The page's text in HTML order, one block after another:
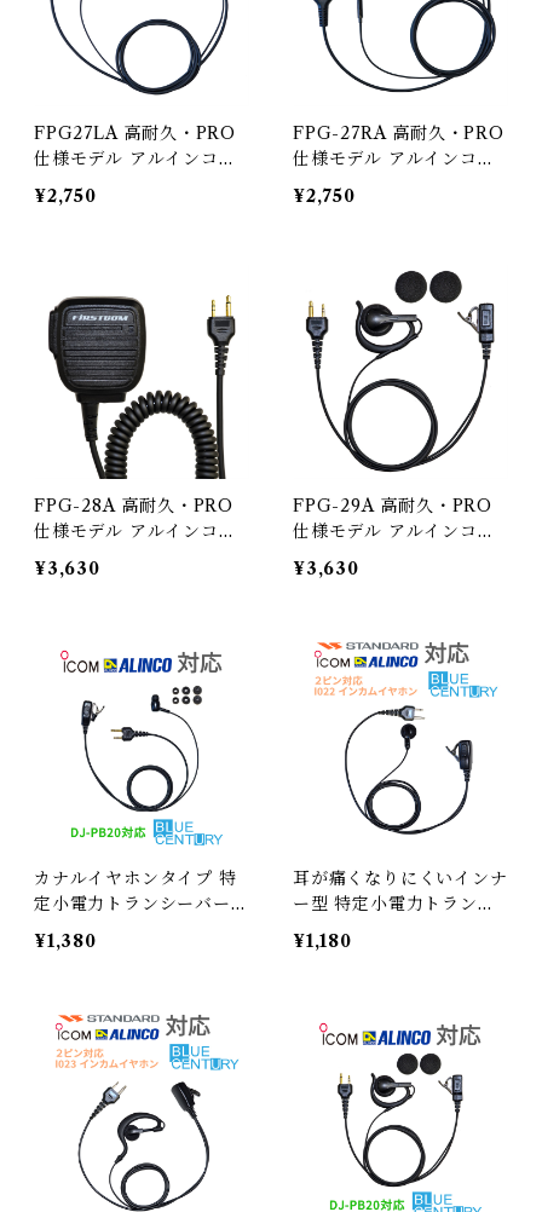
FPG27LA 高耐久・PRO
仕様モデル アルインコ２
ピン用インカム エフ・ア
ール・シー FIRSTCOM
¥2,750
FPG-27RA 高耐久・PRO
仕様モデル アルインコ２
ピン用インカム エフ・ア
ール・シー FIRSTCOM
¥2,750
FPG-28A 高耐久・PRO
仕様モデル アルインコ２
ピン用インカム エフ・ア
ール・シー FIRSTCOM
¥3,630
FPG-29A 高耐久・PRO
仕様モデル アルインコ２
ピン用インカム エフ・ア
ール・シー FIRSTCOM
¥3,630
カナルイヤホンタイプ 特
定小電力トランシーバー用
イヤホンマイク 2PIN向け
BLUE CENTURY ブルー
クリップマイクロホン【I
018H】交換イヤーピース
3サイズ付き スタンダード
アイコム アルインコ
¥1,380
耳が痛くなりにくいインナ
ー型 特定小電力トランシ
ーバー用イヤホンマイク 2
PIN向け BLUE CENTU
付きクリップマイクロホン
【I022】スタンダード ア
イコム アルインコ
¥1,180